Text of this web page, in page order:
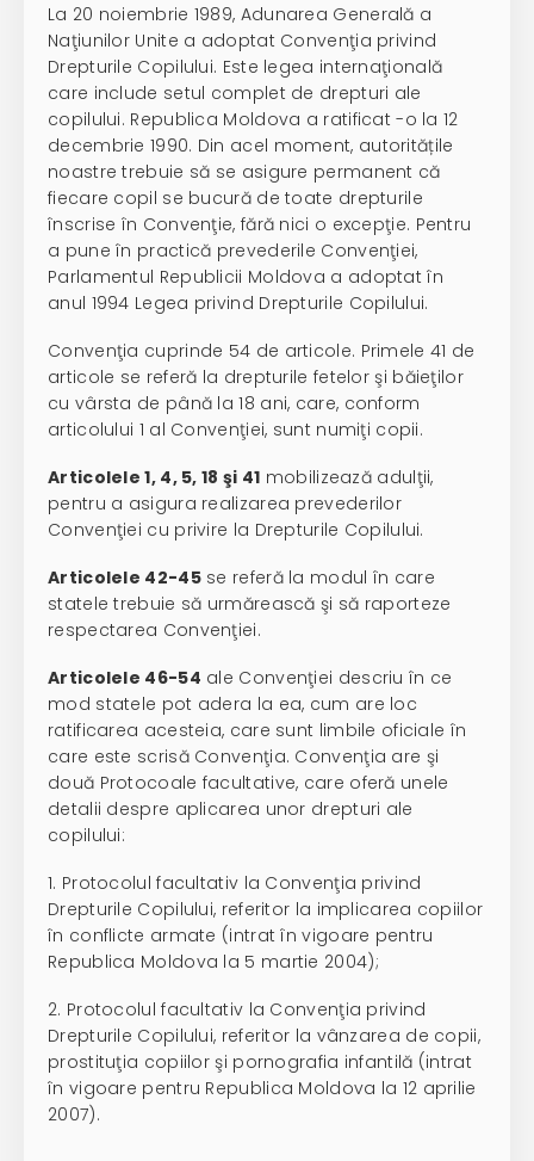
La 20 noiembrie 1989, Adunarea Generală a
Naţiunilor Unite a adoptat Convenţia privind
Drepturile Copilului. Este legea internaţională
care include setul complet de drepturi ale
copilului. Republica Moldova a ratificat -o la 12
decembrie 1990. Din acel moment, autoritățile
noastre trebuie să se asigure permanent că
fiecare copil se bucură de toate drepturile
înscrise în Convenţie, fără nici o excepţie. Pentru
a pune în practică prevederile Convenţiei,
Parlamentul Republicii Moldova a adoptat în
anul 1994 Legea privind Drepturile Copilului.
Convenţia cuprinde 54 de articole. Primele 41 de
articole se referă la drepturile fetelor şi băieţilor
cu vârsta de până la 18 ani, care, conform
articolului 1 al Convenţiei, sunt numiţi copii.
Articolele 1, 4, 5, 18 şi 41 mobilizează adulţii,
pentru a asigura realizarea prevederilor
Convenţiei cu privire la Drepturile Copilului.
Articolele 42-45se referă la modul în care
statele trebuie să urmărească şi să raporteze
respectarea Convenţiei.
Articolele 46-54 ale Convenţiei descriu în ce
mod statele pot adera la ea, cum are loc
ratificarea acesteia, care sunt limbile oficiale în
care este scrisă Convenţia. Convenţia are şi
două Protocoale facultative, care oferă unele
detalii despre aplicarea unor drepturi ale
copilului:
1. Protocolul facultativ la Convenţia privind
Drepturile Copilului, referitor la implicarea copiilor
în conflicte armate (intrat în vigoare pentru
Republica Moldova la 5 martie 2004);
2. Protocolul facultativ la Convenţia privind
Drepturile Copilului, referitor la vânzarea de copii,
prostituţia copiilor şi pornografia infantilă (intrat
în vigoare pentru Republica Moldova la 12 aprilie
2007).